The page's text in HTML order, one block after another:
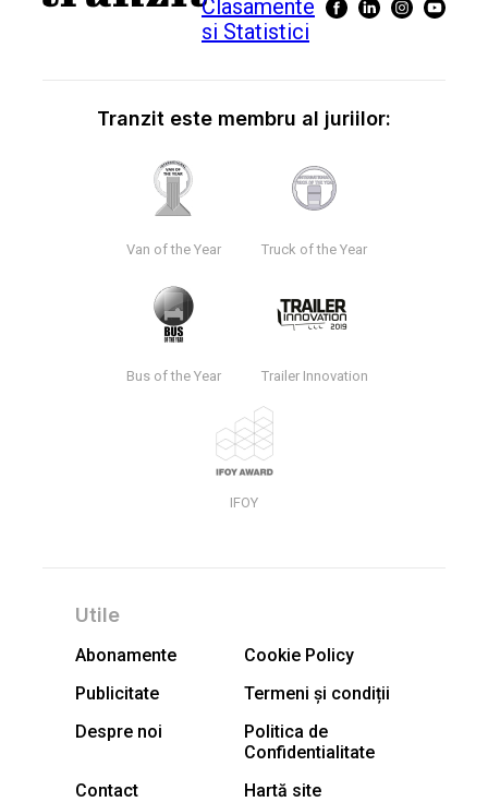
Tranzit este membru al juriilor:
Van of the Year Truck of the Year
Bus of the Year Trailer Innovation
IFOY
Utile
Abonamente
Cookie Policy
Publicitate
Termeni și condiții
Despre noi
Politica de
Confidentialitate
Contact
Hartă site